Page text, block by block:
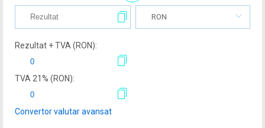
RON
Rezultat + TVA (RON):
TVA 21% (RON):
Convertor valutar avansat